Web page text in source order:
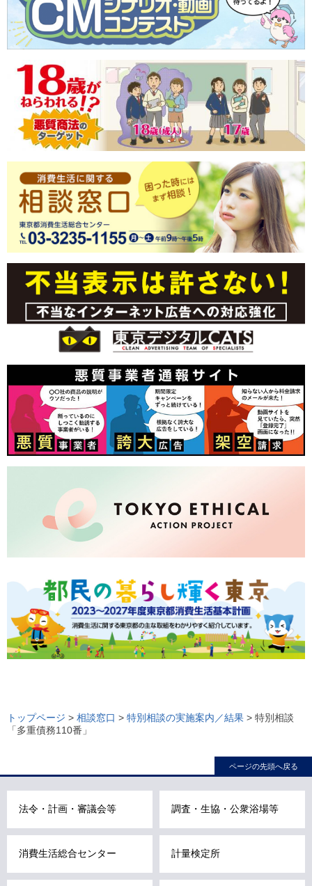
ー
カ
で
トップページ > 相談窓口 > 特別相談の実施案内／結果 > 特別相談
「多重債務110番」
ページの先頭へ戻る
法令・計画・審議会等 調査・生協・公衆浴場等
消費生活総合センター 計量検定所